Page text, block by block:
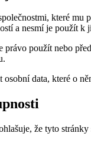
které
a nesmí je použít k
právo použít nebo
data, které o
že tyto